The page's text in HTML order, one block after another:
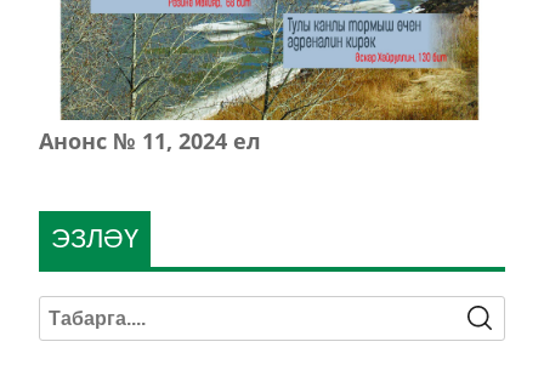
Анонс № 11, 2024 ел
ЭЗЛӘҮ